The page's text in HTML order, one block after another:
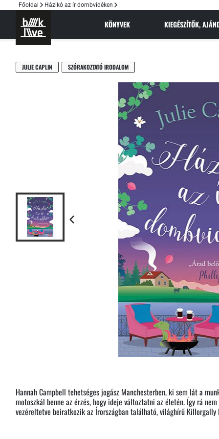
Főoldal Házikó az ír dombvidéken
KÖNYVEK KIEGÉSZÍTŐK,
JULIE CAPLIN SZÓRAKOZTATÓ IRODALOM
Hannah Campbell tehetséges jogász Manchesterben, ki sem lát a
motoszkál benne az érzés, hogy ideje változtatni az életén. Így rá
vezéreltetve beiratkozik az Írországban található, világhírű Killorgally